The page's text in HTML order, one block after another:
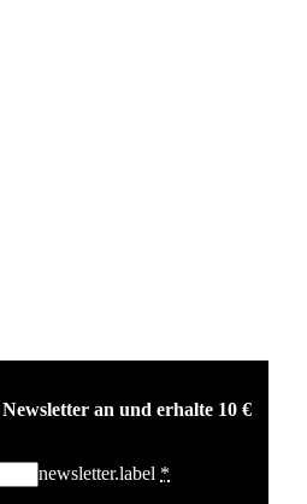
an und erhalte 10 €
newsletter.label *